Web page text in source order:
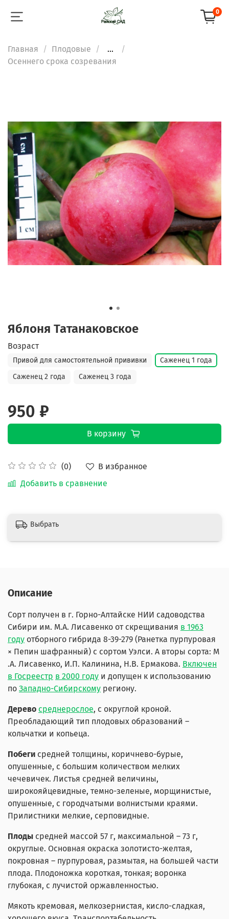
0
Главная Плодовые
...
Осеннего срока созревания
Яблоня Татанаковское
(0)
В избранное
Добавить в сравнение
Возраст
Привой для самостоятельной прививки
Саженец 1 года
Саженец 2 года
Саженец 3 года
950 ₽
В корзину
Выбрать
Описание
Сорт получен в г. Горно-Алтайске НИИ садоводства
Сибири им. М.А. Лисавенко от скрещивания в 1963
году отборного гибрида 8-39-279 (Ранетка пурпуровая
× Пепин шафранный) с сортом Уэлси. А вторы сорта: М
.А. Лисавенко, И.П. Калинина, Н.В. Ермакова. Включен
в Госреестр в 2000 году и допущен к использованию
по Западно-Сибирскому региону.
Дерево среднерослое, с округлой кроной.
Преобладающий тип плодовых образований –
кольчатки и копьеца.
Побеги средней толщины, коричнево-бурые,
опушенные, с большим количеством мелких
чечевичек. Листья средней величины,
широкояйцевидные, темно-зеленые, морщинистые,
опушенные, с городчатыми волнистыми краями.
Прилистники мелкие, серповидные.
Плоды средней массой 57 г, максимальной – 73 г,
округлые. Основная окраска золотисто-желтая,
покровная – пурпуровая, размытая, на большей части
плода. Плодоножка короткая, тонкая; воронка
глубокая, с лучистой оржавленностью.
Мякоть кремовая, мелкозернистая, кисло-сладкая,